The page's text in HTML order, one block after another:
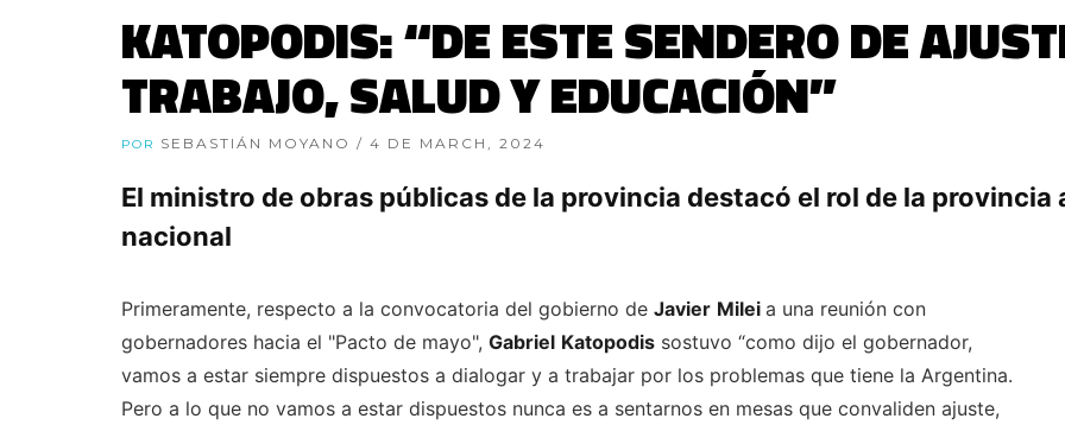
KATOPODIS: “DE ESTE SENDERO DE
TRABAJO, SALUD Y EDUCACIÓN”
POR SEBASTIÁN MOYANO / 4 DE MARCH, 2024
El ministro de obras públicas de la provincia destacó el rol de la
nacional
Primeramente, respecto a la convocatoria del gobierno de Javier Milei a una reunión con
gobernadores hacia el "Pacto de mayo", Gabriel Katopodis sostuvo “como dijo el gobernador,
vamos a estar siempre dispuestos a dialogar y a trabajar por los problemas que tiene la Argentina.
Pero a lo que no vamos a estar dispuestos nunca es a sentarnos en mesas que convaliden ajuste,